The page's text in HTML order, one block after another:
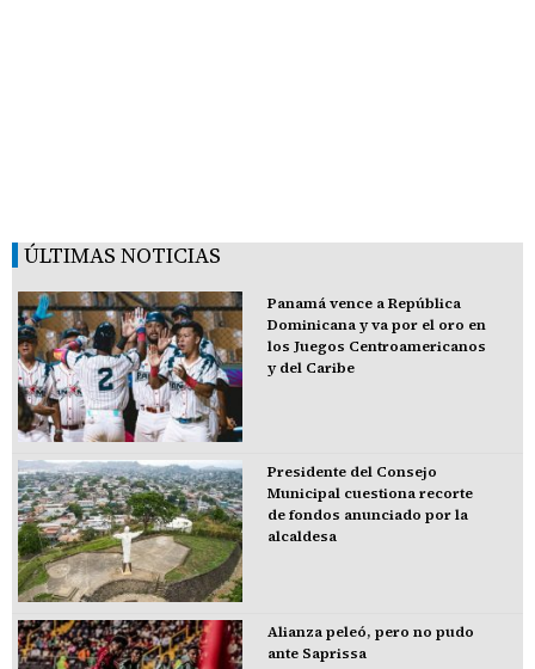
ÚLTIMAS NOTICIAS
Panamá vence a República
Dominicana y va por el oro en
los Juegos Centroamericanos
y del Caribe
Presidente del Consejo
Municipal cuestiona recorte
de fondos anunciado por la
alcaldesa
Alianza peleó, pero no pudo
ante Saprissa